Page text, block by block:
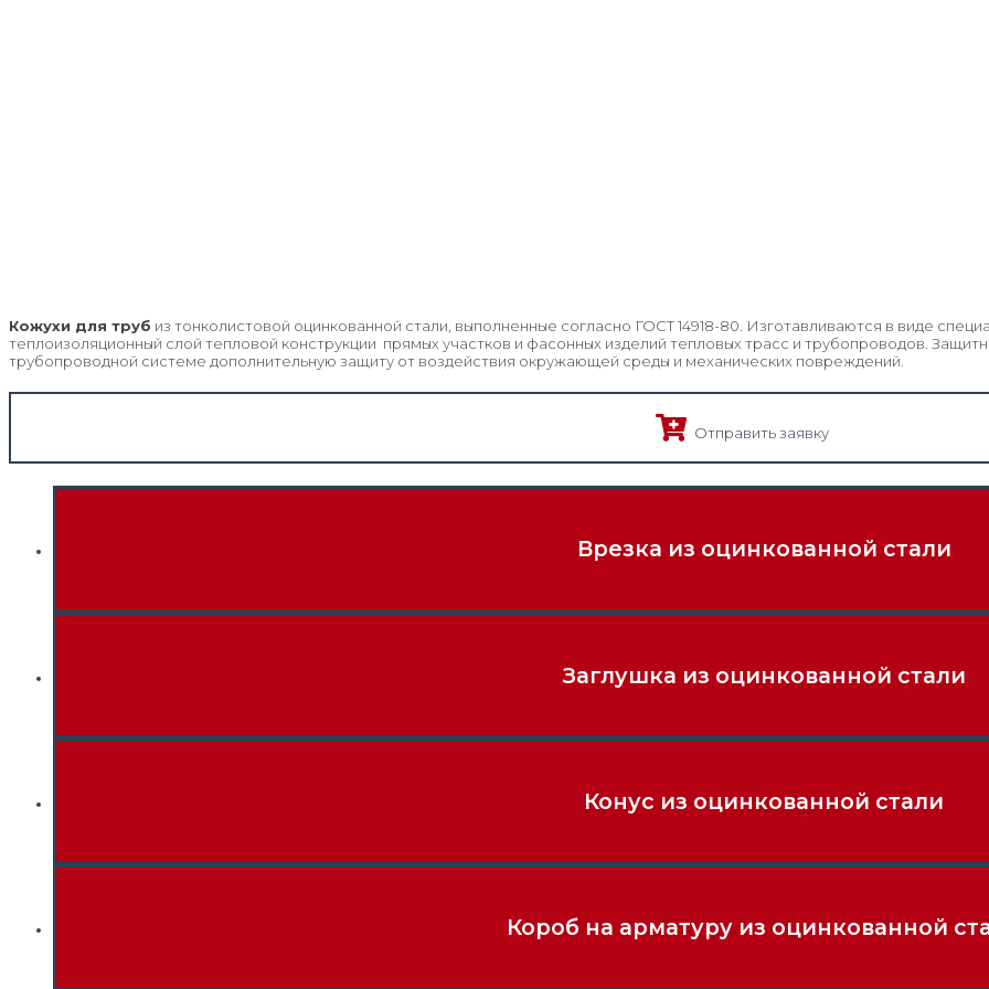
Кожухи для труб из тонколистовой оцинкованной стали, выполненные согласно ГОСТ 14918-80. Изготавливаются в виде
теплоизоляционный слой тепловой конструкции прямых участков и фасонных изделий тепловых трасс и трубопроводов.
трубопроводной системе дополнительную защиту от воздействия окружающей среды и механических повреждений.
Отправить заявку
Врезка из оцинкованной стали
Заглушка из оцинкованной стали
Конус из оцинкованной стали
Короб на арматуру из оцинкованной